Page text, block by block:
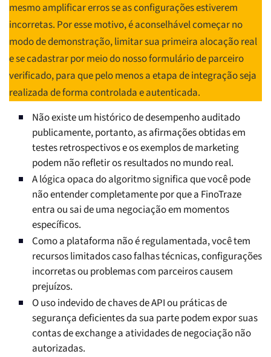
mesmo amplificar erros se as configurações estiverem
incorretas. Por esse motivo, é aconselhável começar no
modo de demonstração, limitar sua primeira alocação real
e se cadastrar por meio do nosso formulário de parceiro
verificado, para que pelo menos a etapa de integração seja
realizada de forma controlada e autenticada.
Não existe um histórico de desempenho auditado
publicamente, portanto, as afirmações obtidas em
testes retrospectivos e os exemplos de marketing
podem não refletir os resultados no mundo real.
A lógica opaca do algoritmo significa que você pode
não entender completamente por que a FinoTraze
entra ou sai de uma negociação em momentos
específicos.
Como a plataforma não é regulamentada, você tem
recursos limitados caso falhas técnicas, configurações
incorretas ou problemas com parceiros causem
prejuízos.
O uso indevido de chaves de API ou práticas de
segurança deficientes da sua parte podem expor suas
contas de exchange a atividades de negociação não
autorizadas.